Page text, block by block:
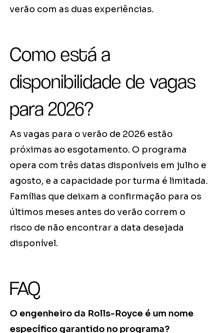
verão com as duas experiências.
Como está a
disponibilidade de vagas
para 2026?
As vagas para o verão de 2026 estão
próximas ao esgotamento. O programa
opera com três datas disponíveis em julho e
agosto, e a capacidade por turma é limitada.
Famílias que deixam a confirmação para os
últimos meses antes do verão correm o
risco de não encontrar a data desejada
disponível.
FAQ
O engenheiro da Rolls-Royce é um nome
específico garantido no programa?